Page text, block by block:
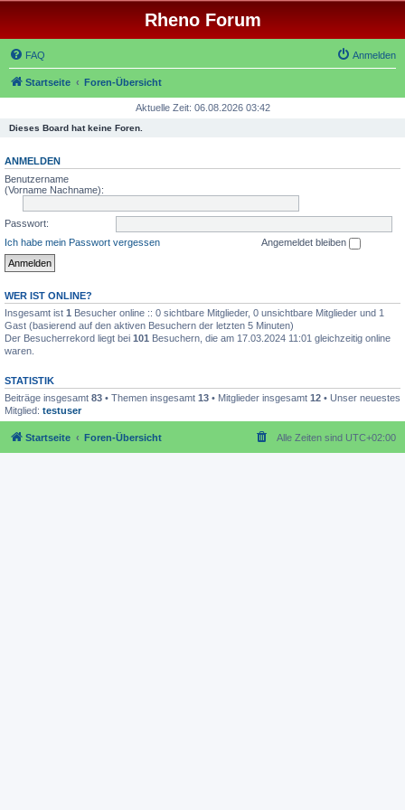
Rheno Forum
FAQ Anmelden
Startseite Foren-Übersicht
Aktuelle Zeit: 06.08.2026 03:42
Dieses Board hat keine Foren.
ANMELDEN
Benutzername
(Vorname Nachname):
Passwort:
Ich habe mein Passwort vergessen
Angemeldet bleiben
WER IST ONLINE?
Insgesamt ist 1 Besucher online :: 0 sichtbare Mitglieder, 0 unsichtbare Mitglieder und 1
Gast (basierend auf den aktiven Besuchern der letzten 5 Minuten)
Der Besucherrekord liegt bei 101 Besuchern, die am 17.03.2024 11:01 gleichzeitig online
waren.
STATISTIK
Beiträge insgesamt 83 • Themen insgesamt 13 • Mitglieder insgesamt 12 • Unser neuestes
Mitglied: testuser
Startseite Foren-Übersicht Alle Zeiten sind UTC+02:00